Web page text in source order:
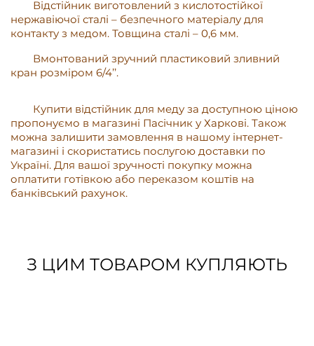
Відстійник виготовлений з кислотостійкої
нержавіючої сталі – безпечного матеріалу для
контакту з медом. Товщина сталі – 0,6 мм.
Вмонтований зручний пластиковий зливний
кран розміром 6/4’’.
Купити відстійник для меду за доступною ціною
пропонуємо в магазині Пасічник у Харкові. Також
можна залишити замовлення в нашому інтернет-
магазині і скористатись послугою доставки по
Україні. Для вашої зручності покупку можна
оплатити готівкою або переказом коштів на
банківський рахунок.
З ЦИМ ТОВАРОМ КУПЛЯЮТЬ